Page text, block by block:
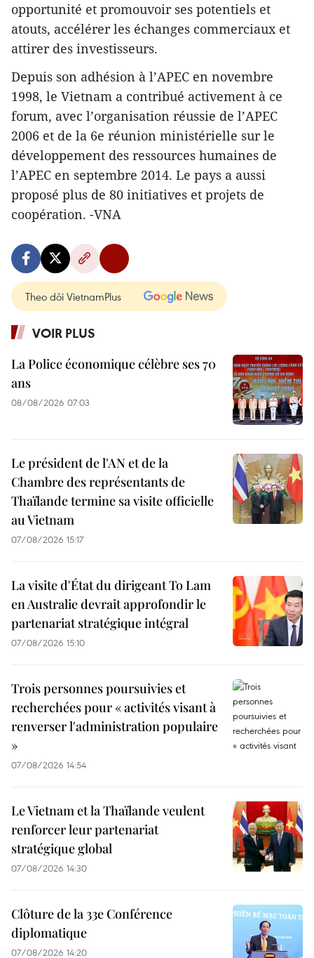
opportunité et promouvoir ses potentiels et
atouts, accélérer les échanges commerciaux et
attirer des investisseurs.
Depuis son adhésion à l’APEC en novembre
1998, le Vietnam a contribué activement à ce
forum, avec l’organisation réussie de l’APEC
2006 et de la 6e réunion ministérielle ​sur le
développement des ressources humaines de
l’APEC en septembre 2014. Le pays a aussi
proposé plus de 80 initiatives et projets de
coopération. -VNA
Theo dõi VietnamPlus
VOIR PLUS
La Police économique célèbre ses 70
ans
08/08/2026 07:03
Le président de l'AN et de la
Chambre des représentants de
Thaïlande termine sa visite officielle
au Vietnam
07/08/2026 15:17
La visite d'État du dirigeant To Lam
en Australie devrait approfondir le
partenariat stratégique intégral
07/08/2026 15:10
Trois personnes poursuivies et
recherchées pour « activités visant à
renverser l'administration populaire
»
07/08/2026 14:54
Le Vietnam et la Thaïlande veulent
renforcer leur partenariat
stratégique global
07/08/2026 14:30
Clôture de la 33e Conférence
diplomatique
07/08/2026 14:20